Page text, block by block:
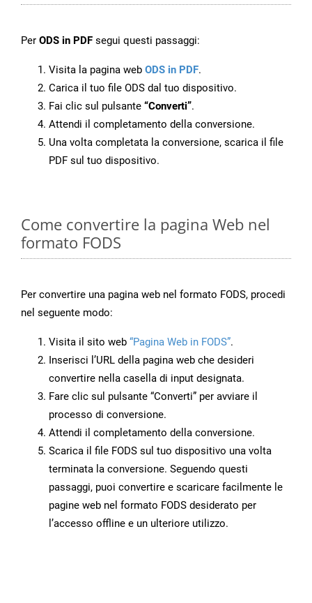
Per ODS in PDF segui questi passaggi:
Visita la pagina web ODS in PDF.
Carica il tuo file ODS dal tuo dispositivo.
Fai clic sul pulsante “Converti”.
Attendi il completamento della conversione.
Una volta completata la conversione, scarica il file
PDF sul tuo dispositivo.
Come convertire la pagina Web nel
formato FODS
Per convertire una pagina web nel formato FODS, procedi
nel seguente modo:
Visita il sito web “Pagina Web in FODS”.
Inserisci l’URL della pagina web che desideri
convertire nella casella di input designata.
Fare clic sul pulsante “Converti” per avviare il
processo di conversione.
Attendi il completamento della conversione.
Scarica il file FODS sul tuo dispositivo una volta
terminata la conversione. Seguendo questi
passaggi, puoi convertire e scaricare facilmente le
pagine web nel formato FODS desiderato per
l’accesso offline e un ulteriore utilizzo.